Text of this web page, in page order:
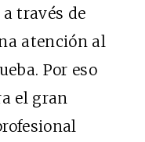
través de
atención al
Por eso
el gran